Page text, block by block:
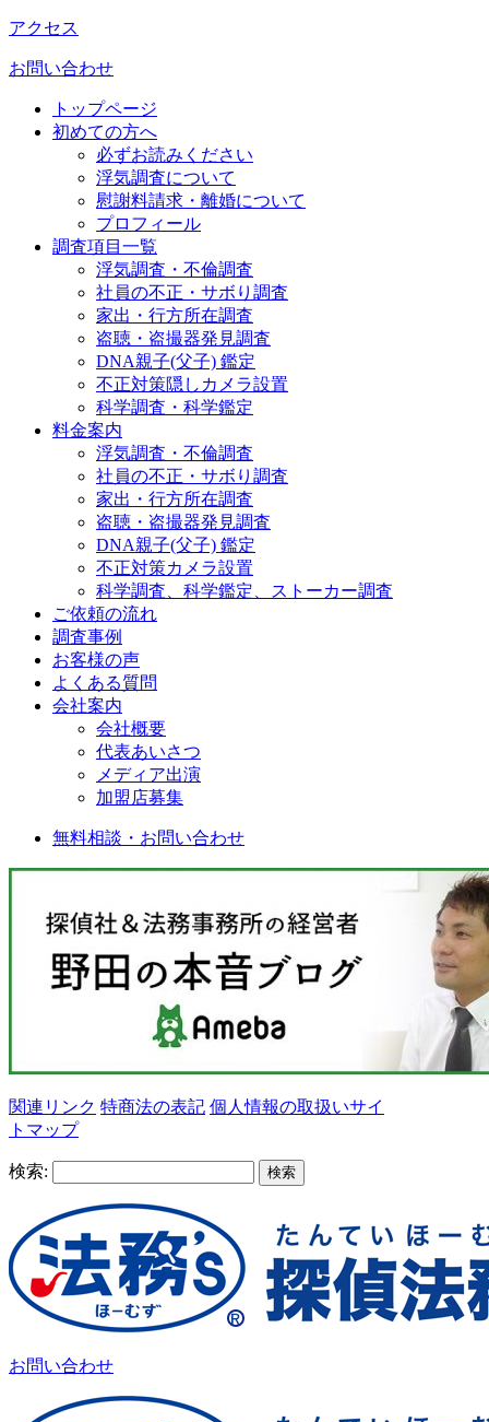
アクセス
お問い合わせ
トップページ
初めての方へ
必ずお読みください
浮気調査について
慰謝料請求・離婚について
プロフィール
調査項目一覧
浮気調査・不倫調査
社員の不正・サボり調査
家出・行方所在調査
盗聴・盗撮器発見調査
DNA親子(父子) 鑑定
不正対策隠しカメラ設置
科学調査・科学鑑定
料金案内
浮気調査・不倫調査
社員の不正・サボり調査
家出・行方所在調査
盗聴・盗撮器発見調査
DNA親子(父子) 鑑定
不正対策カメラ設置
科学調査、科学鑑定、ストーカー調査
ご依頼の流れ
調査事例
お客様の声
よくある質問
会社案内
会社概要
代表あいさつ
メディア出演
加盟店募集
無料相談・お問い合わせ
関連リンク 特商法の表記 個人情報の取扱いサイ
トマップ
検索:
お問い合わせ